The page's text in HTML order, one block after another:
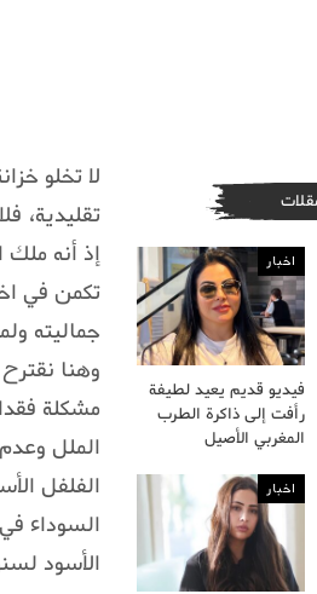
لا تخلو
تقليدية،
إذ أنه
تكمن في
جماليته
وهنا
مشكلة
الملل
الفلفل
الأسود
اخبار
فيديو قديم يعيد لطيفة
رأفت إلى ذاكرة الطرب
المغربي الأصيل
اخبار